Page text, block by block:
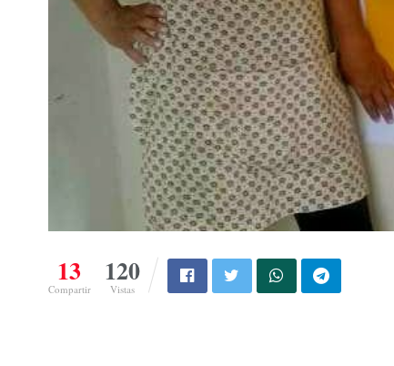
13
Compartir
120
Vistas